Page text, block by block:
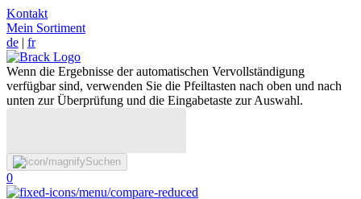
Kontakt
Mein Sortiment
de | fr
Wenn die Ergebnisse der automatischen Vervollständigung
verfügbar sind, verwenden Sie die Pfeiltasten nach oben und nach
unten zur Überprüfung und die Eingabetaste zur Auswahl.
Suchen
0